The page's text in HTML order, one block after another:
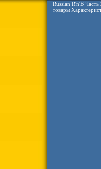
Russian R'n'B
товары